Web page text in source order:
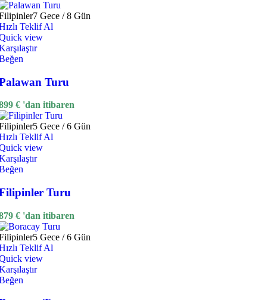
7 Gece / 8 Gün
Teklif Al
view
Turu
€ 'dan itibaren
5 Gece / 6 Gün
Teklif Al
view
Turu
€ 'dan itibaren
5 Gece / 6 Gün
Teklif Al
view